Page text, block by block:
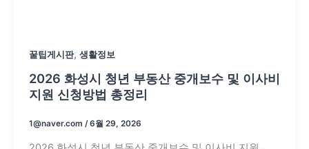
꿀팁게시판, 생활정보
2026 화성시 청년 부동산 중개보수 및 이사비
지원 신청방법 총정리
1@naver.com /6월 29, 2026